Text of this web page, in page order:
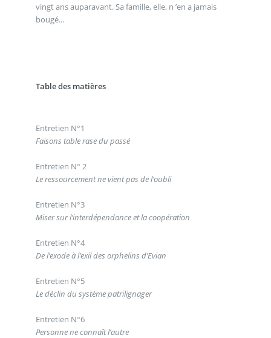
vingt ans auparavant. Sa famille, elle, n ’en a jamais
bougé...
Table des matières
Entretien N°1
Faisons table rase du passé
Entretien N° 2
Le ressourcement ne vient pas de l’oubli
Entretien N°3
Miser sur l’interdépendance et la coopération
Entretien N°4
De l’exode à l’exil des orphelins d’Evian
Entretien N°5
Le déclin du système patrilignager
Entretien N°6
Personne ne connaît l’autre